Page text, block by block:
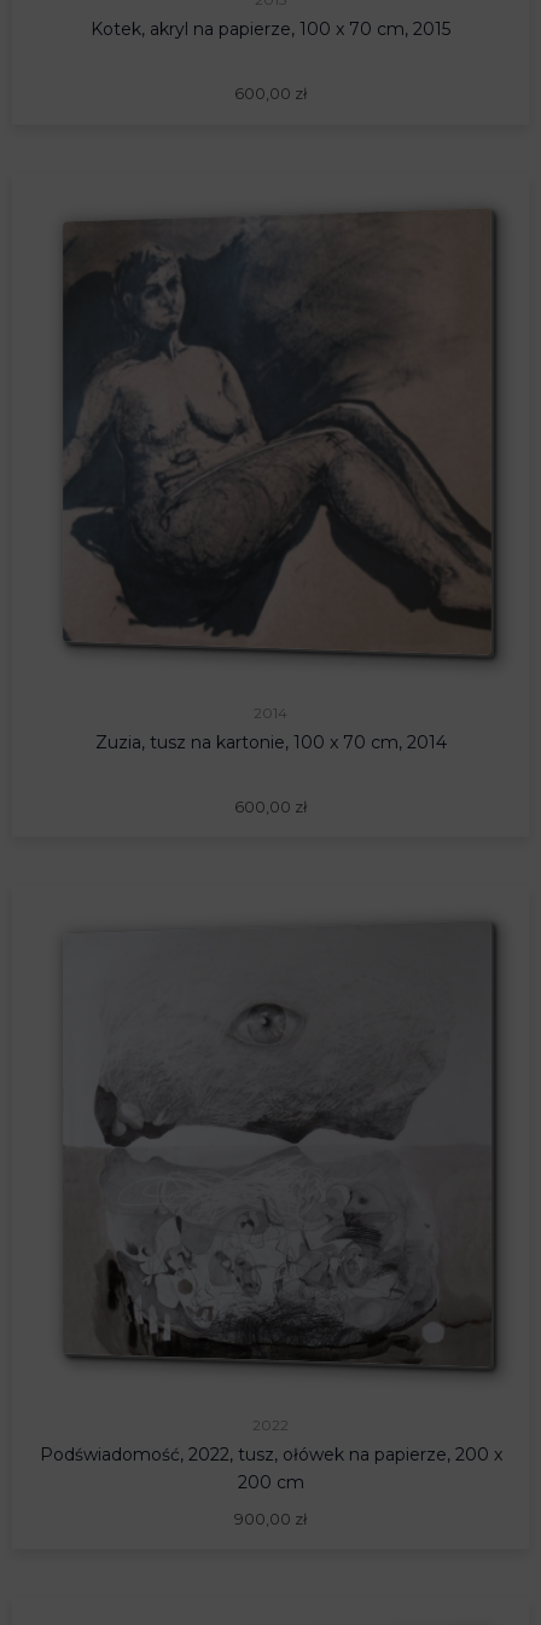
Kotek, akryl na papierze, 100 x 70 cm, 2015
600,00 zł
2014
Zuzia, tusz na kartonie, 100 x 70 cm, 2014
600,00 zł
2022
Podświadomość, 2022, tusz, ołówek na papierze, 200 x
200 cm
900,00 zł